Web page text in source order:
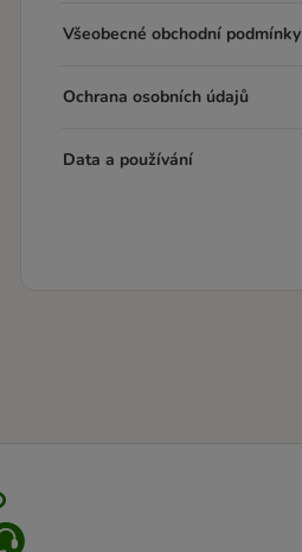
Všeobecné obchodní podmínky
Ochrana osobních údajů
Data a používání